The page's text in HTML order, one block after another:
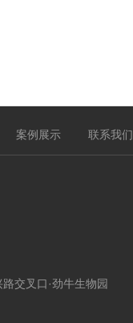
案例展示 联系我们
交叉口·劲牛生物园